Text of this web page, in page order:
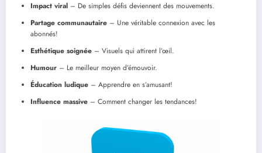
Impact viral – De simples défis deviennent des mouvements.
Partage communautaire – Une véritable connexion avec les
abonnés!
Esthétique soignée – Visuels qui attirent l’œil.
Humour – Le meilleur moyen d’émouvoir.
Éducation ludique – Apprendre en s’amusant!
Influence massive – Comment changer les tendances!